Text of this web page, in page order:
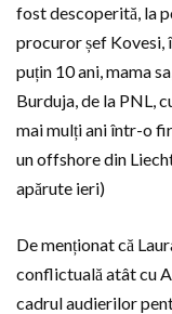
fost descoperită, la
procuror șef Kovesi,
puțin 10 ani, mama
Burduja, de la PNL,
mai mulți ani într-o
un offshore din
apărute ieri)
De menționat că
conflictuală atât cu
cadrul audierilor